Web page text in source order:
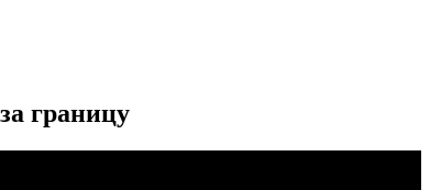
границу